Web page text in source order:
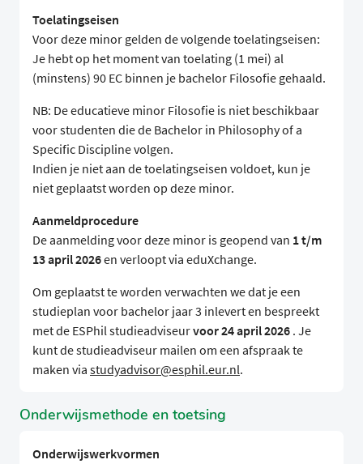
Toelatingseisen
Voor deze minor gelden de volgende toelatingseisen:
Je hebt op het moment van toelating (1 mei) al
(minstens) 90 EC binnen je bachelor Filosofie gehaald.
NB: De educatieve minor Filosofie is niet beschikbaar
voor studenten die de Bachelor in Philosophy of a
Specific Discipline volgen.
Indien je niet aan de toelatingseisen voldoet, kun je
niet geplaatst worden op deze minor.
Aanmeldprocedure
De aanmelding voor deze minor is geopend van 1 t/m
13 april 2026en verloopt via eduXchange.
Om geplaatst te worden verwachten we dat je een
studieplan voor bachelor jaar 3 inlevert en bespreekt
met de ESPhil studieadviseurvoor 24 april 2026 . Je
kunt de studieadviseur mailen om een afspraak te
maken via studyadvisor@esphil.eur.nl.
Onderwijsmethode en toetsing
Onderwijswerkvormen